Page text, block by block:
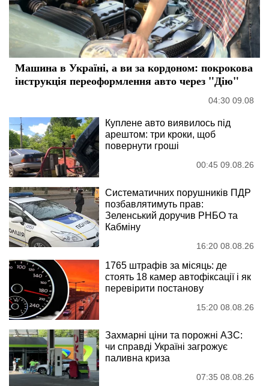
Машина в Україні, а ви за кордоном: покрокова
інструкція переоформлення авто через "Дію"
04:30 09.08
Куплене авто виявилось під
арештом: три кроки, щоб
повернути гроші
00:45 09.08.26
Систематичних порушників ПДР
позбавлятимуть прав:
Зеленський доручив РНБО та
Кабміну
16:20 08.08.26
1765 штрафів за місяць: де
стоять 18 камер автофіксації і як
перевірити постанову
15:20 08.08.26
Захмарні ціни та порожні АЗС:
чи справді Україні загрожує
паливна криза
07:35 08.08.26